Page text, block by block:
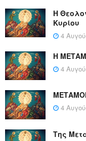
Η
Κυρίου
4
Η
4
4
Της